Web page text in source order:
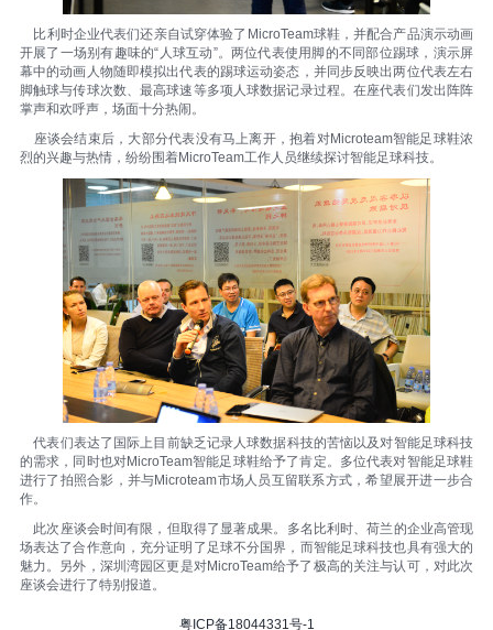
比利时企业代表们还亲自试穿体验了MicroTeam球鞋，并配合产品演示动画
开展了一场别有趣味的“人球互动”。两位代表使用脚的不同部位踢球，演示屏
幕中的动画人物随即模拟出代表的踢球运动姿态，并同步反映出两位代表左右
脚触球与传球次数、最高球速等多项人球数据记录过程。在座代表们发出阵阵
掌声和欢呼声，场面十分热闹。
座谈会结束后，大部分代表没有马上离开，抱着对Microteam智能足球鞋浓
烈的兴趣与热情，纷纷围着MicroTeam工作人员继续探讨智能足球科技。
代表们表达了国际上目前缺乏记录人球数据科技的苦恼以及对智能足球科技
的需求，同时也对MicroTeam智能足球鞋给予了肯定。多位代表对智能足球鞋
进行了拍照合影，并与Microteam市场人员互留联系方式，希望展开进一步合
作。
此次座谈会时间有限，但取得了显著成果。多名比利时、荷兰的企业高管现
场表达了合作意向，充分证明了足球不分国界，而智能足球科技也具有强大的
魅力。另外，深圳湾园区更是对MicroTeam给予了极高的关注与认可，对此次
座谈会进行了特别报道。
粤ICP备18044331号-1